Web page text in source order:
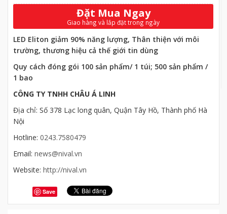
Đặt Mua Ngay
Giao hàng và lắp đặt trong ngày
LED Eliton giảm 90% năng lượng, Thân thiện với môi
trường, thương hiệu cả thế giới tin dùng
Quy cách đóng gói 100 sản phẩm/ 1 túi; 500 sản phẩm /
1 bao
CÔNG TY TNHH CHÂU Á LINH
Địa chỉ: Số 378 Lạc long quân, Quận Tây Hồ, Thành phố Hà
Nội
Hotline: 0243.7580479
Email: news@nival.vn
Website: http://nival.vn
Save